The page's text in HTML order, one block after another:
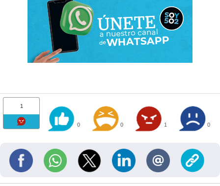
1
0 0 1 0